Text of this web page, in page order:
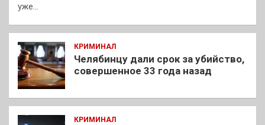
уже…
КРИМИНАЛ
Челябинцу дали срок за убийство,
совершенное 33 года назад
КРИМИНАЛ